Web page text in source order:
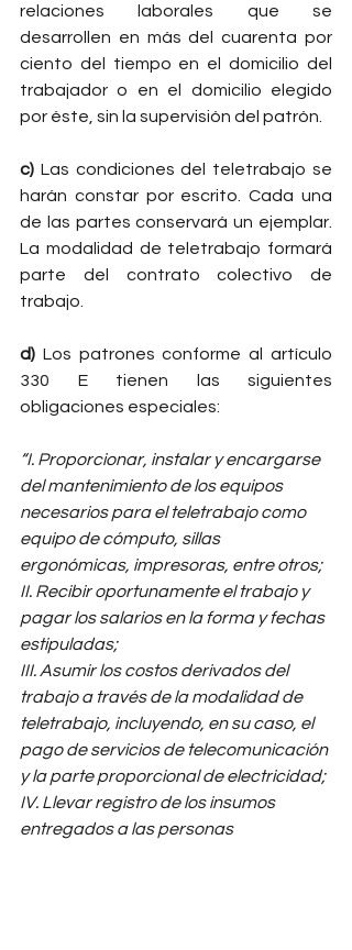
relaciones laborales que se
desarrollen en más del cuarenta por
ciento del tiempo en el domicilio del
trabajador o en el domicilio elegido
por éste, sin la supervisión del patrón.
c) Las condiciones del teletrabajo se
harán constar por escrito. Cada una
de las partes conservará un ejemplar.
La modalidad de teletrabajo formará
parte del contrato colectivo de
trabajo.
d) Los patrones conforme al artículo
330 E tienen las siguientes
obligaciones especiales:
“I. Proporcionar, instalar y encargarse
del mantenimiento de los equipos
necesarios para el teletrabajo como
equipo de cómputo, sillas
ergonómicas, impresoras, entre otros;
II. Recibir oportunamente el trabajo y
pagar los salarios en la forma y fechas
estipuladas;
III. Asumir los costos derivados del
trabajo a través de la modalidad de
teletrabajo, incluyendo, en su caso, el
pago de servicios de telecomunicación
y la parte proporcional de electricidad;
IV. Llevar registro de los insumos
entregados a las personas